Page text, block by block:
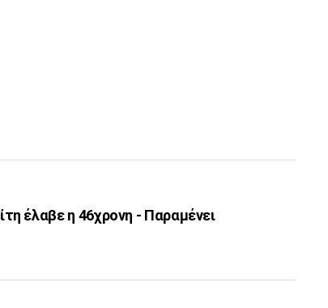
έλαβε η 46χρονη - Παραμένει